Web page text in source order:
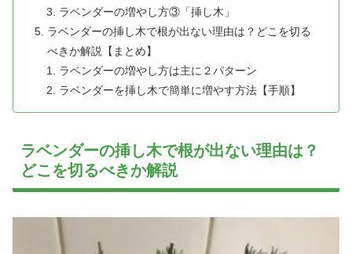
ラベンダーの増やし方③「挿し木」
ラベンダーの挿し木で根が出ない理由は？どこを切る
べきか解説【まとめ】
ラベンダーの増やし方は主に２パターン
ラベンダーを挿し木で簡単に増やす方法【手順】
ラベンダーの挿し木で根が出ない理由は？
どこを切るべきか解説